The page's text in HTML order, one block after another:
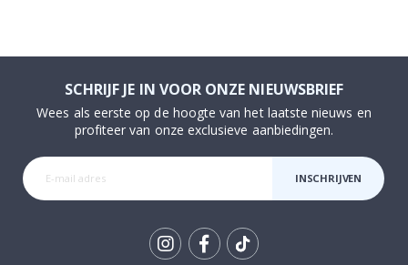
SCHRIJF JE IN VOOR ONZE NIEUWSBRIEF
Wees als eerste op de hoogte van het laatste nieuws en
profiteer van onze exclusieve aanbiedingen.
INSCHRIJVEN